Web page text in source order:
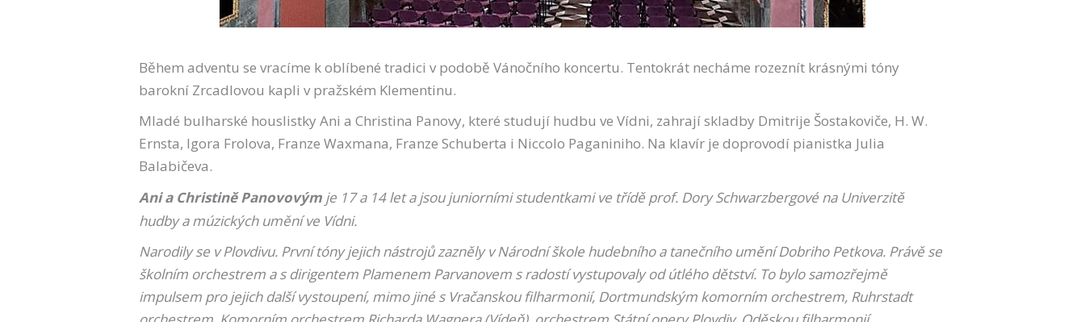
Během adventu se vracíme k oblíbené tradici v podobě Vánočního koncertu. Tentokrát necháme rozeznít krásnými tóny
barokní Zrcadlovou kapli v pražském Klementinu.
Mladé bulharské houslistky Ani a Christina Panovy, které studují hudbu ve Vídni, zahrají skladby Dmitrije Šostakoviče, H. W.
Ernsta, Igora Frolova, Franze Waxmana, Franze Schuberta i Niccolo Paganiniho. Na klavír je doprovodí pianistka Julia
Balabičeva.
Ani a Christině Panovovým je 17 a 14 let a jsou juniorními studentkami ve třídě prof. Dory Schwarzbergové na Univerzitě
hudby a múzických umění ve Vídni.
Narodily se v Plovdivu. První tóny jejich nástrojů zazněly v Národní škole hudebního a tanečního umění Dobriho Petkova. Právě se
školním orchestrem a s dirigentem Plamenem Parvanovem s radostí vystupovaly od útlého dětství. To bylo samozřejmě
impulsem pro jejich další vystoupení, mimo jiné s Vračanskou filharmonií, Dortmundským komorním orchestrem, Ruhrstadt